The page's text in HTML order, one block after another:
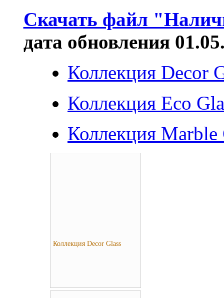
Скачать файл
дата обновления
Коллекция Decor
Коллекция Eco
Коллекция Marble
Коллекция Decor Glass